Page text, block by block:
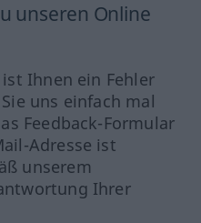
unseren Online
Ihnen ein Fehler
uns einfach mal
Feedback-Formular
Adresse ist
unserem
Ihrer